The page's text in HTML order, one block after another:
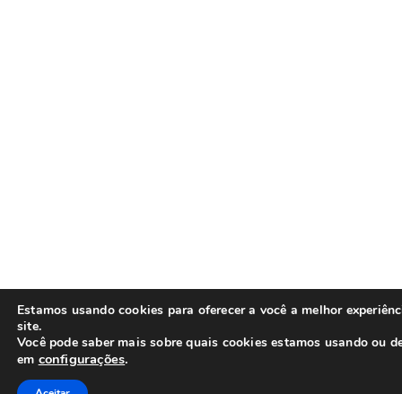
Estamos usando cookies para oferecer a você a melhor
site.
Você pode saber mais sobre quais cookies estamos usando ou
em configurações.